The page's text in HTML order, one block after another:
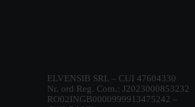
ELVENSIB SRL – CUI 47604330
Nr. ord Reg. Com.: J2023000853232
RO02INGB0000999913475242 –